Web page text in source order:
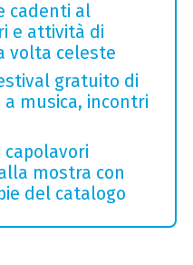
cadenti al
e attività di
volta celeste
gratuito di
musica, incontri
capolavori
mostra con
del catalogo